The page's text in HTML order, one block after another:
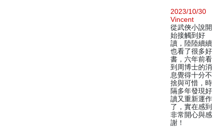
2023/10/30
Vincent
從武俠小說開
始接觸到好
讀，陸陸續續
也看了很多好
書，六年前看
到周博士的消
息覺得十分不
捨與可惜，時
隔多年發現好
讀又重新運作
了，實在感到
非常開心與感
謝！